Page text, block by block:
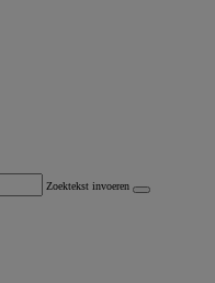
Zoektekst invoeren